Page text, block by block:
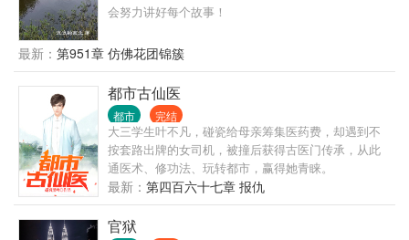
追求。 “抱歉，小学弟已经是我的人了。”苏白粥强势
苏白粥是怎么相爱的呢？” 听到此话，洛野摸了摸脑
袋，看着那个绝美的身影，轻声笑道:“她偷偷把我的书
给漫画改编了……”
会努力讲好每个故事！
最新： 第951章 仿佛花团锦簇
都市古仙医
都市 完结
大三学生叶不凡，碰瓷给母亲筹集医药费，却遇到不
按套路出牌的女司机，被撞后获得古医门传承，从此
通医术、修功法、玩转都市，赢得她青睐。
最新： 第四百六十七章 报仇
官狱